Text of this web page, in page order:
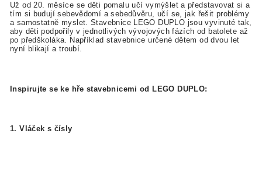
Už od 20. měsíce se děti pomalu učí vymýšlet a představovat si a
tím si budují sebevědomí a sebedůvěru, učí se, jak řešit problémy
a samostatně myslet. Stavebnice LEGO DUPLO jsou vyvinuté tak,
aby děti podpořily v jednotlivých vývojových fázích od batolete až
po předškoláka. Například stavebnice určené dětem od dvou let
nyní blikají a troubí.
Inspirujte se ke hře stavebnicemi odLEGO DUPLO:
1. Vláček s čísly